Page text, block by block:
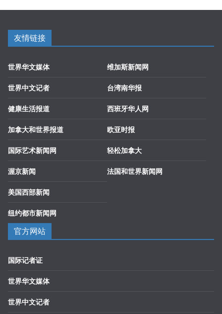
友情链接
世界华文媒体
世界中文记者
健康生活报道
加拿大和世界报道
国际艺术新闻网
渥京新闻
美国西部新闻
纽约都市新闻网
维加斯新闻网
台湾南华报
西班牙华人网
欧亚时报
轻松加拿大
法国和世界新闻网
官方网站
国际记者证
世界华文媒体
世界中文记者